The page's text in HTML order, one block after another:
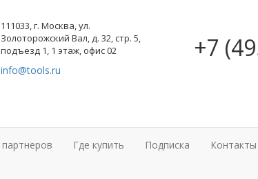
111033, г. Москва, ул.
Золоторожский Вал, д. 32, стр. 5,
подъезд 1, 1 этаж, офис 02
info@tools.ru
+7
Где купить Подписка Контакты